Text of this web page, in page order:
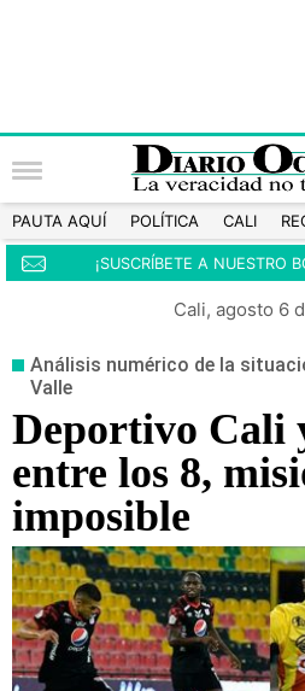
PAUTA AQUÍ POLÍTICA CALI
¡SUSCRÍBETE A NUESTRO
Cali, agosto 6
Análisis numérico de la
Valle
Deportivo Cali
entre los 8,
imposible